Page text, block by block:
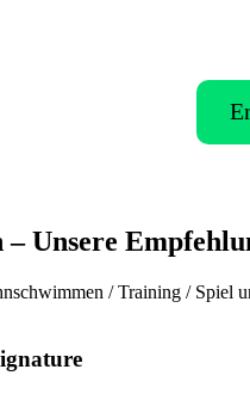
– Unsere
/ Training / Spiel